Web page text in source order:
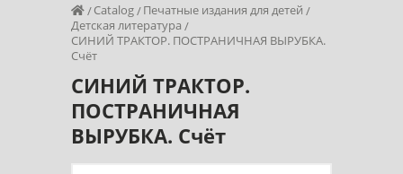
Catalog
Печатные издания для детей
Детская литература
СИНИЙ ТРАКТОР. ПОСТРАНИЧНАЯ ВЫРУБКА.
Счёт
СИНИЙ ТРАКТОР.
ПОСТРАНИЧНАЯ
ВЫРУБКА. Счёт